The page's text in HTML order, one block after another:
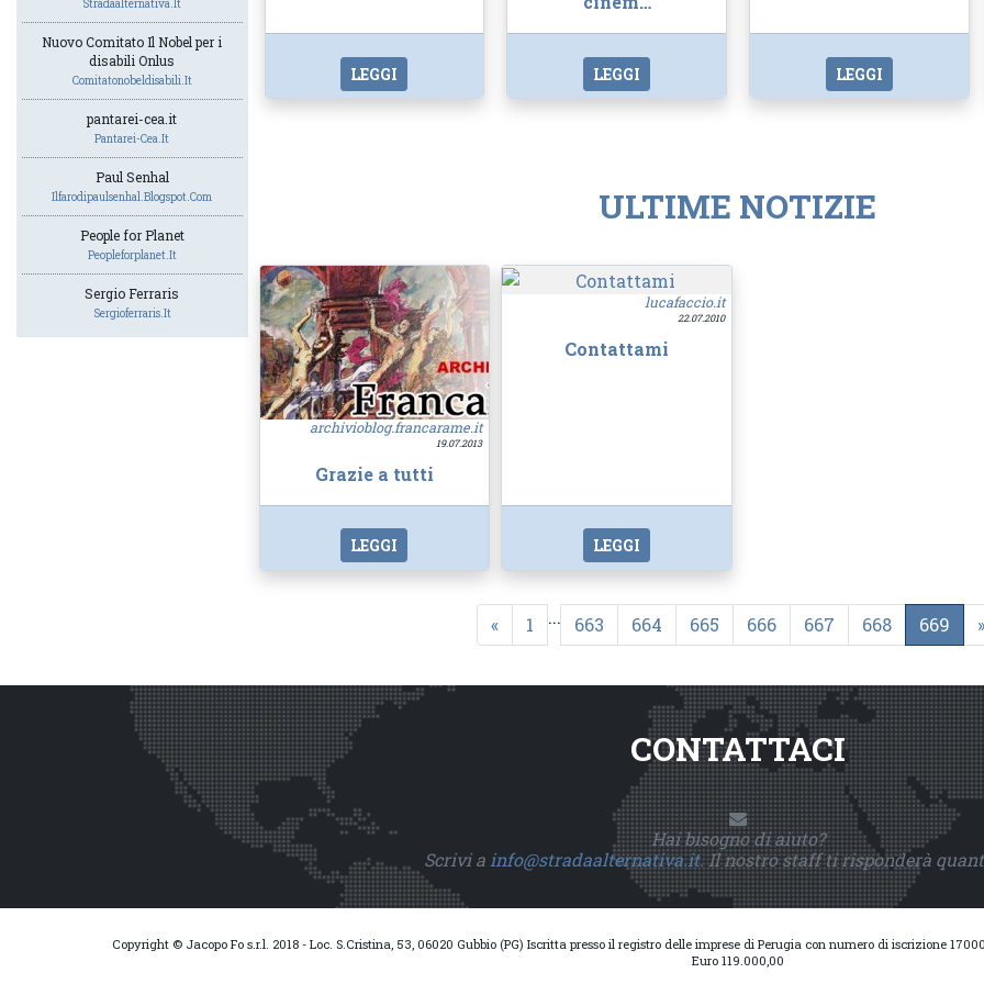
Stradaalternativa.it
Nuovo Comitato Il Nobel per i
disabili Onlus
Comitatonobeldisabili.it
pantarei-cea.it
Pantarei-Cea.it
Paul Senhal
Ilfarodipaulsenhal.blogspot.com
People for Planet
Peopleforplanet.it
Sergio Ferraris
Sergioferraris.it
LEGGI LEGGI LEGGI
ULTIME NOTIZIE
archivioblog.francarame.it
19.07.2013
Grazie a tutti
LEGGI
lucafaccio.it
22.07.2010
Contattami
LEGGI
« 1 ... 663 664 665 666 667 668 669 »
CONTATTACI
Hai bisogno di aiuto?
Scrivi a info@stradaalternativa.it. Il nostro staff ti risponderà
Copyright © Jacopo Fo s.r.l. 2018 - Loc. S.Cristina, 53, 06020 Gubbio (PG) Iscritta presso il registro delle imprese di Perugia con numero di iscrizione
Euro 119.000,00